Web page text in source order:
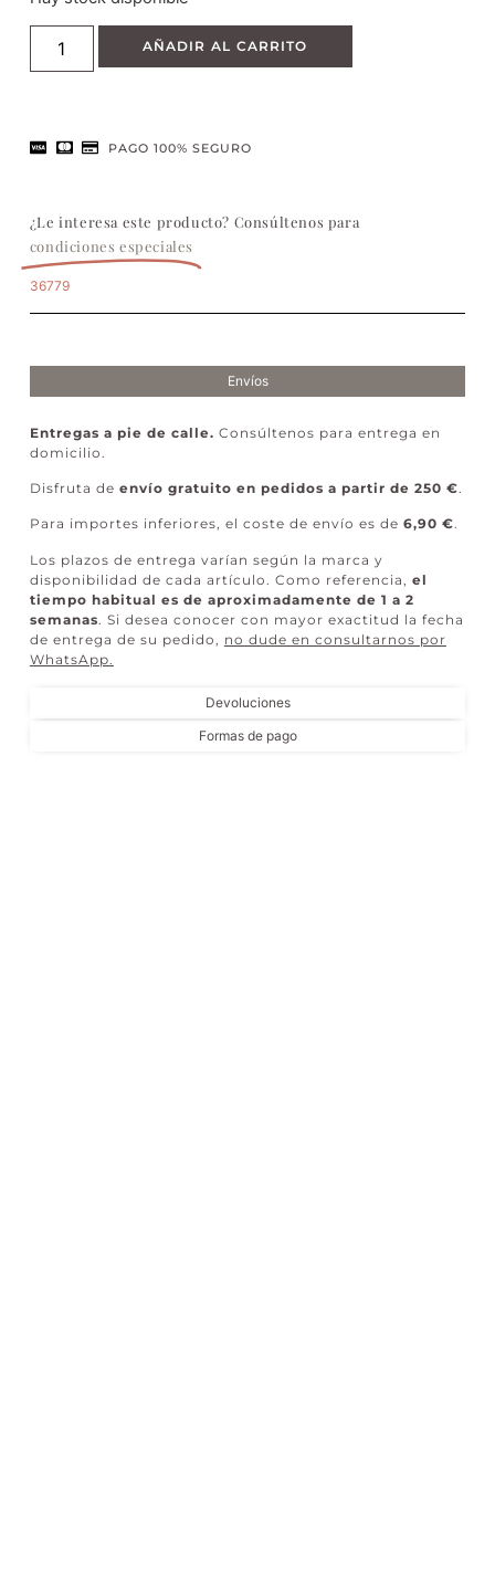
AÑADIR AL CARRITO
PAGO 100% SEGURO
¿Le interesa este producto? Consúltenos para
condiciones especiales
36779
Envíos
Devoluciones
Formas de pago
Entregas a pie de calle. Consúltenos para entrega en
domicilio.
Disfruta de envío gratuito en pedidos a partir de 250 €.
Para importes inferiores, el coste de envío es de 6,90 €.
Los plazos de entrega varían según la marca y
disponibilidad de cada artículo. Como referencia, el
tiempo habitual es de aproximadamente de 1 a 2
semanas . Si desea conocer con mayor exactitud la fecha
de entrega de su pedido, no dude en consultarnos por
WhatsApp